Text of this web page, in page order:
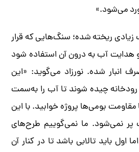
ریخته شده؛ سنگ‌هایی که قرار
و هدایت آب به درون آن استفاده شود
انبار شده. نورزاد می‌گوید: «این
چیده شوند تا آب را به‌سمت
مقاومت بومی‌ها پروژه خوابید. با این
پر نمی‌شود. ما نمی‌گوییم طرح‌های
اول باید تالابی باشد تا در کنار آن